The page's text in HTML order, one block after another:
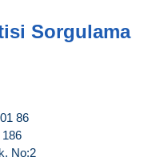
Sorgulama
86
186
No:2